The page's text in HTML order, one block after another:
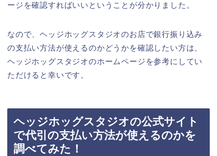
ージを確認すればいいということが分かりました。
なので、ヘッジホッグスタジオのお店で銀行振り込み
の支払い方法が使えるのかどうかを確認したい方は、
ヘッジホッグスタジオのホームページを参考にしてい
ただけると幸いです。
ヘッジホッグスタジオの公式サイト
で代引の支払い方法が使えるのかを
調べてみた！